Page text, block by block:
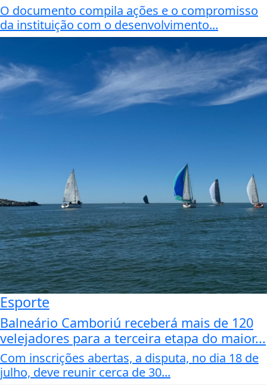
O documento compila ações e o compromisso
da instituição com o desenvolvimento...
Esporte
Balneário Camboriú receberá mais de 120
velejadores para a terceira etapa do maior...
Com inscrições abertas, a disputa, no dia 18 de
julho, deve reunir cerca de 30...